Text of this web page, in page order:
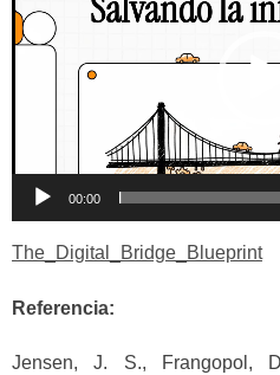
00:00
The_Digital_Bridge_Blueprint
Referencia:
Jensen, J. S., Frangopol,